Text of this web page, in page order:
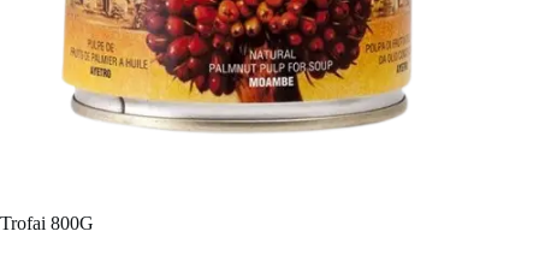
Trofai 800G